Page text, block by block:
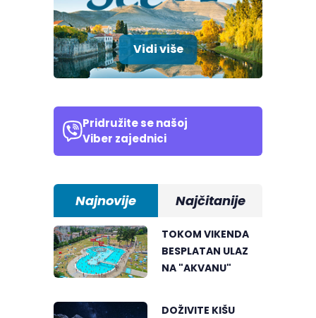
Vidi više
Pridružite se našoj
Viber zajednici
Najnovije Najčitanije
TOKOM VIKENDA
BESPLATAN ULAZ
NA "AKVANU"
DOŽIVITE KIŠU